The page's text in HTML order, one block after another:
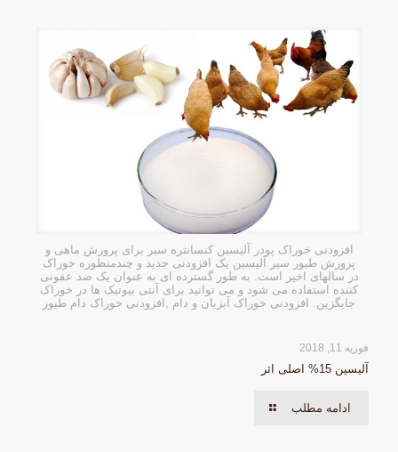
افزودنی خوراک پودر آلیسین کنسانتره سیر برای پرورش ماهی و
پرورش طیور سیر آلیسین یک افزودنی جدید و چندمنظوره خوراک
در سالهای اخیر است. به طور گسترده ای به عنوان یک ضد عفونی
کننده استفاده می شود و می توانید برای آنتی بیوتیک ها در خوراک
جایگزین. افزودنی خوراک آبزیان و دام ,افزودنی خوراک دام طیور
فوریه 11, 2018
آلیسین 15% اصلی اثر
ادامه مطلب